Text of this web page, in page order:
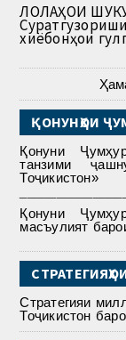
ЛОЛАҲОИ
хиёбонҳои
ҚОНУНҲОИ
Қонуни
танзими
Тоҷикистон»
Қонуни
масъулият
Стратегияи
Тоҷикистон